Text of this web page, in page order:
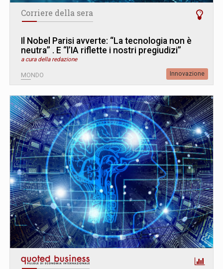
Corriere della sera
Il Nobel Parisi avverte: “La tecnologia non è
neutra” . E “l’IA riflette i nostri pregiudizi”
a cura della redazione
MONDO Innovazione